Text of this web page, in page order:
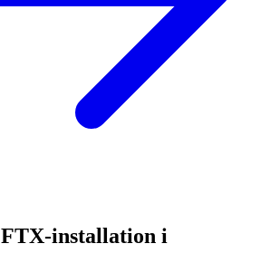
FTX-installation i